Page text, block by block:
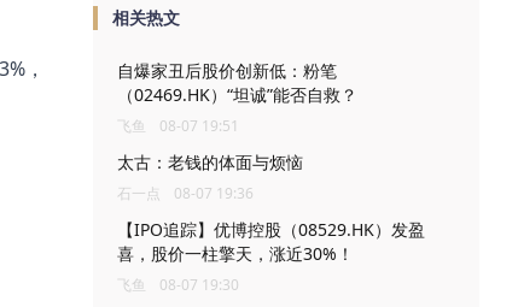
，
相关热文
自爆家丑后股价创新低：粉笔
（02469.HK）“坦诚”能否自救？
飞鱼 08-07 19:51
太古：老钱的体面与烦恼
石一点 08-07 19:36
【IPO追踪】优博控股（08529.HK）发盈
喜，股价一柱擎天，涨近30%！
飞鱼 08-07 19:30